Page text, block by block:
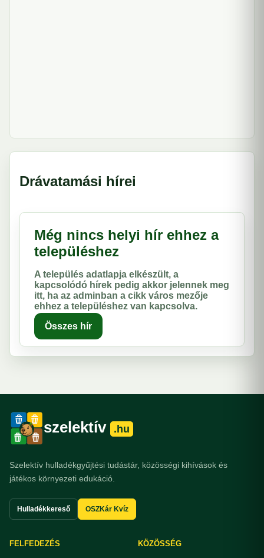
Drávatamási hírei
Még nincs helyi hír ehhez a
településhez
A település adatlapja elkészült, a
kapcsolódó hírek pedig akkor jelennek meg
itt, ha az adminban a cikk város mezője
ehhez a településhez van kapcsolva.
Összes hír
szelektív .hu
Szelektív hulladékgyűjtési tudástár, közösségi kihívások és
játékos környezeti edukáció.
Hulladékkereső OSZKár Kvíz
FELFEDEZÉS KÖZÖSSÉG